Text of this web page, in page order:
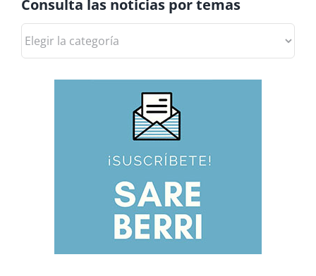
Consulta las noticias por temas
las